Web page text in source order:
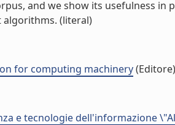
and we show its usefulness
(literal)
for computing machinery(Editore)
e tecnologie dell'informazione